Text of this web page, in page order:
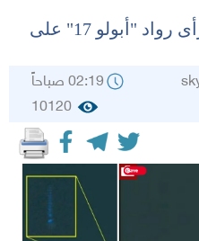
الأجسام الغريبة.. ماذا رأى رواد "أبولو 17" على
02:19 صباحاً
10120